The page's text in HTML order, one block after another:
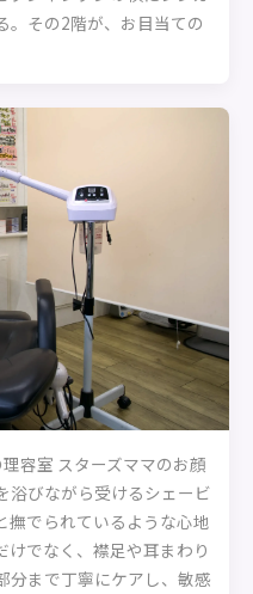
。その2階が、お目当ての
容室 スターズママのお顔
浴びながら受けるシェービ
撫でられているような心地
けでなく、襟足や耳まわり
分まで丁寧にケアし、敏感